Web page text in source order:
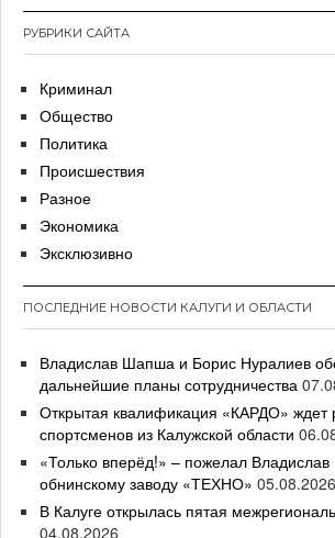
РУБРИКИ САЙТА
Криминал
Общество
Политика
Происшествия
Разное
Экономика
Эксклюзивно
ПОСЛЕДНИЕ НОВОСТИ КАЛУГИ И ОБЛАСТИ
Владислав Шапша и Борис Нуралиев
дальнейшие планы сотрудничества
Открытая квалификация «КАРДО» ждет
спортсменов из Калужской области
«Только вперёд!» – пожелал
обнинскому заводу «ТЕХНО» 05.08.2026
В Калуге открылась пятая
04.08.2026